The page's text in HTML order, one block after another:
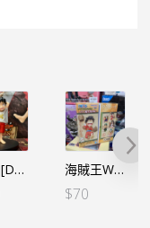
[日版][DXF]海賊王 FILM RED – THE GRANDLINE SERIES 路飛 童年 海賊王WCF -和之國完結篇- VOL.1 路飛 (行版)
$70